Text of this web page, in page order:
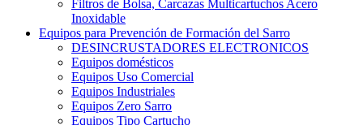
Filtros de Bolsa, Carcazas Multicartuchos Acero
Inoxidable
Equipos para Prevención de Formación del Sarro
DESINCRUSTADORES ELECTRONICOS
Equipos domésticos
Equipos Uso Comercial
Equipos Industriales
Equipos Zero Sarro
Equipos Tipo Cartucho